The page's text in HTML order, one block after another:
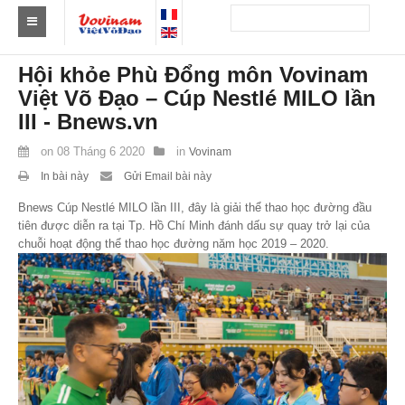
Tìm Clb Vovinam
Châu Á
Châu Mỹ
Châu Phi
Châu Úc
Tin tức
Sự kiện
Kết quả
Theo Huy chương
Hội khỏe Phù Đổng môn Vovinam
Việt Võ Đạo – Cúp Nestlé MILO lần
III - Bnews.vn
on 08 Tháng 6 2020 in Vovinam
In bài này
Gửi Email bài này
Bnews Cúp Nestlé MILO lần III, đây là giải thể thao học đường đầu
tiên được diễn ra tại Tp. Hồ Chí Minh đánh dấu sự quay trở lại của
chuỗi hoạt động thể thao học đường năm học 2019 – 2020.